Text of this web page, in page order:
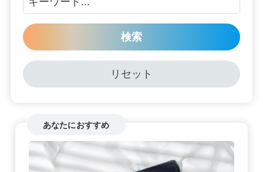
検索
リセット
あなたにおすすめ